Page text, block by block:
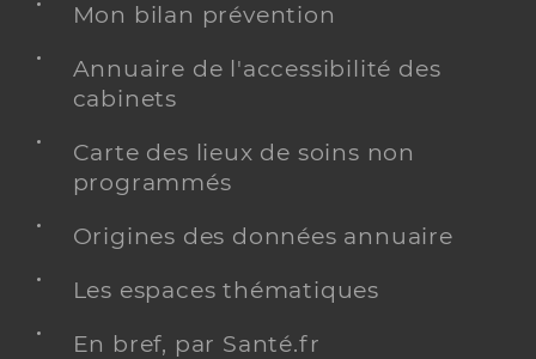
Mon bilan prévention
Annuaire de l'accessibilité des
cabinets
Carte des lieux de soins non
programmés
Origines des données annuaire
Les espaces thématiques
En bref, par Santé.fr